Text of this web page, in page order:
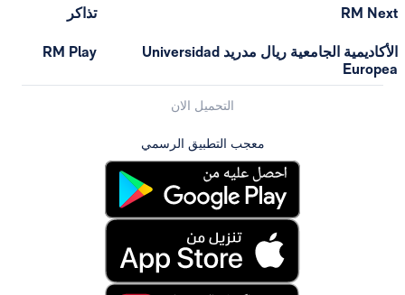
RM Next
الأكاديمية الجامعية ريال مدريد Universidad
Europea
تذاكر
RM Play
التحميل الان
معجب التطبيق الرسمي